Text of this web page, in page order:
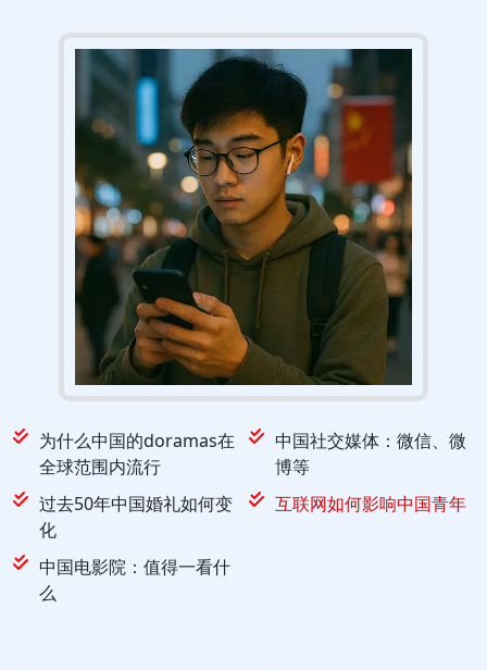
为什么中国的doramas在
全球范围内流行
中国社交媒体：微信、微
博等
过去50年中国婚礼如何变
化
互联网如何影响中国青年
中国电影院：值得一看什
么